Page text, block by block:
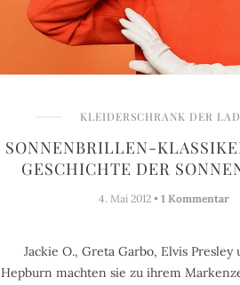
KLEIDERSCHRANK DER
SONNENBRILLEN-
GESCHICHTE DER
4. Mai 2012 • 1 Kommentar
Jackie O., Greta Garbo, Elvis Presley
Hepburn machten sie zu ihrem